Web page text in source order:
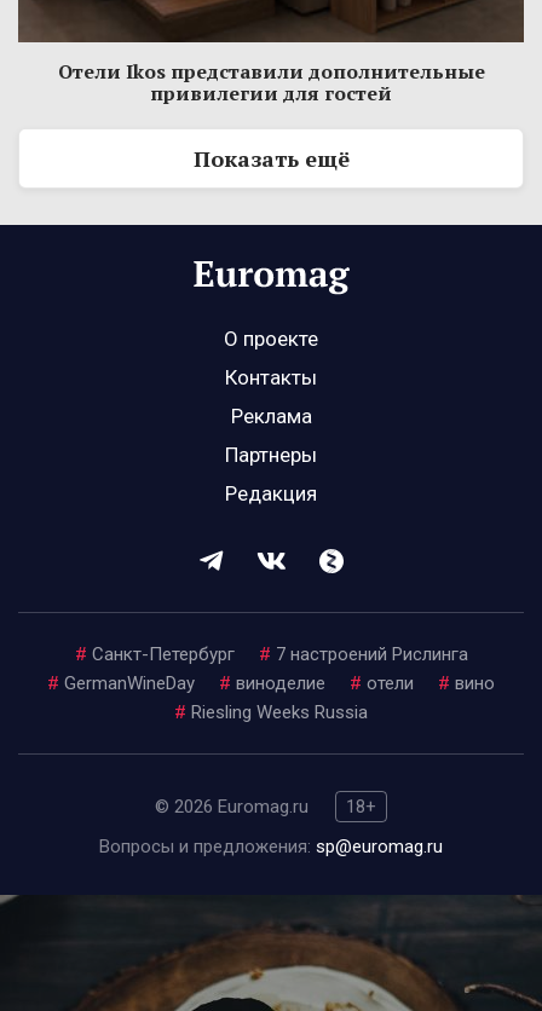
Отели Ikos представили дополнительные
привилегии для гостей
Показать ещё
О проекте
Контакты
Реклама
Партнеры
Редакция
# Санкт-Петербург # 7 настроений Рислинга
# GermanWineDay # виноделие # отели # вино
# Riesling Weeks Russia
© 2026 Euromag.ru
18+
Вопросы и предложения: sp@euromag.ru